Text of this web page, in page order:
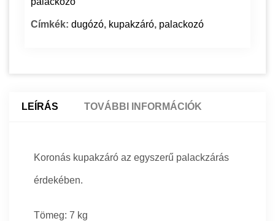
Címkék: dugózó, kupakzáró, palackozó
LEÍRÁS TOVÁBBI INFORMÁCIÓK
Koronás kupakzáró az egyszerű palackzárás
érdekében.
Tömeg: 7 kg